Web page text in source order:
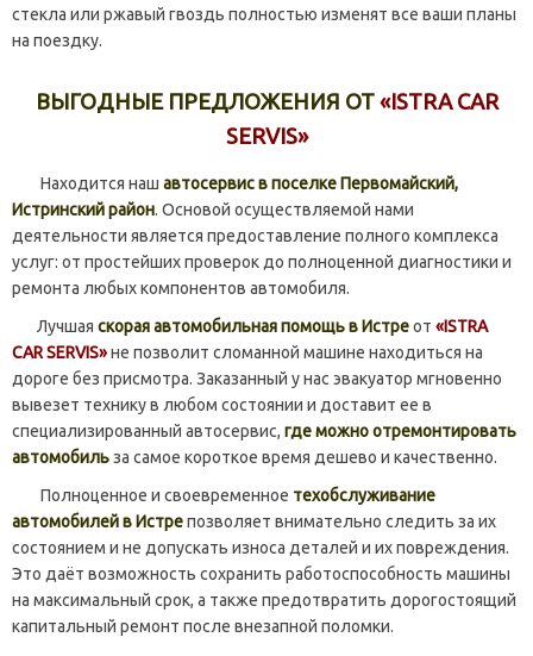
стекла или ржавый гвоздь полностью изменят все ваши планы
на поездку.
ВЫГОДНЫЕ ПРЕДЛОЖЕНИЯ ОТ«ISTRA CAR
SERVIS»
Находится наш автосервис в поселке Первомайский,
Истринский район. Основой осуществляемой нами
деятельности является предоставление полного комплекса
услуг: от простейших проверок до полноценной диагностики и
ремонта любых компонентов автомобиля.
Лучшая скорая автомобильная помощь в Истреот «ISTRA
CAR SERVIS»не позволит сломанной машине находиться на
дороге без присмотра. Заказанный у нас эвакуатор мгновенно
вывезет технику в любом состоянии и доставит ее в
специализированный автосервис, где можно отремонтировать
автомобильза самое короткое время дешево и качественно.
Полноценное и своевременное техобслуживание
автомобилей в Истрепозволяет внимательно следить за их
состоянием и не допускать износа деталей и их повреждения.
Это даёт возможность сохранить работоспособность машины
на максимальный срок, а также предотвратить дорогостоящий
капитальный ремонт после внезапной поломки.